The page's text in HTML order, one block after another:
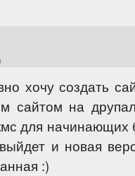
хочу создать
сайтом на
для начинающих
и новая
:)